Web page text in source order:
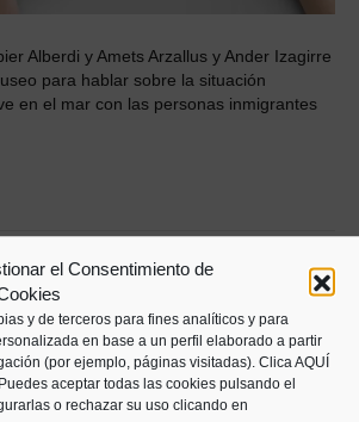
el Consentimiento de
y de terceros para fines analíticos y para
en base a un perfil elaborado a partir
(por ejemplo, páginas visitadas). Clica AQUÍ
aceptar todas las cookies pulsando el
o rechazar su uso clicando en
Alberdi y Amets Arzallus y Ander Izagirre
para hablar sobre la situación
en el mar con las personas inmigrantes